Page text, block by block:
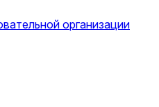
организации